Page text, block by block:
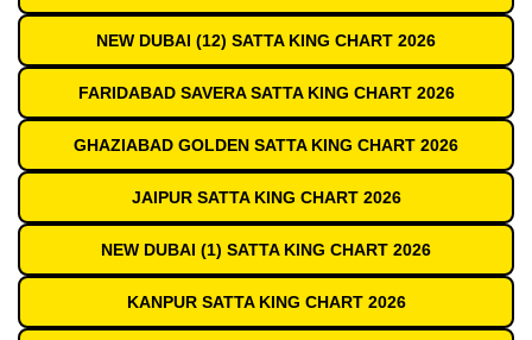
NEW DUBAI (12) SATTA KING CHART 2026
FARIDABAD SAVERA SATTA KING CHART 2026
GHAZIABAD GOLDEN SATTA KING CHART 2026
JAIPUR SATTA KING CHART 2026
NEW DUBAI (1) SATTA KING CHART 2026
KANPUR SATTA KING CHART 2026